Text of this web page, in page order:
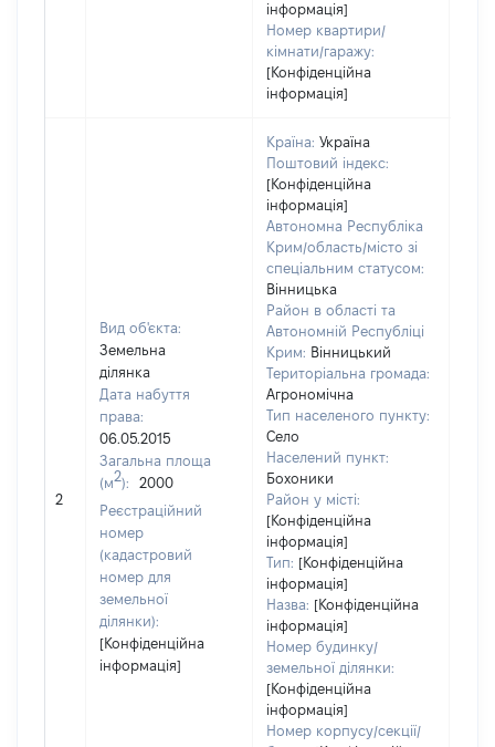
інформація]
Номер квартири/
кімнати/гаражу:
[Конфіденційна
інформація]
2
Вид об'єкта:
Земельна
ділянка
Дата набуття
права:
06.05.2015
Загальна площа
(м2):
2000
Реєстраційний
номер
(кадастровий
номер для
земельної
ділянки):
[Конфіденційна
інформація]
Країна: Україна
Поштовий індекс:
[Конфіденційна
інформація]
Автономна Республіка
Крим/область/місто зі
спеціальним статусом:
Вінницька
Район в області та
Автономній Республіці
Крим: Вінницький
Територіальна громада:
Агрономічна
Тип населеного пункту:
Село
Населений пункт:
Бохоники
Район у місті:
[Конфіденційна
інформація]
Тип: [Конфіденційна
інформація]
Назва: [Конфіденційна
інформація]
Номер будинку/
земельної ділянки:
[Конфіденційна
інформація]
Номер корпусу/секції/